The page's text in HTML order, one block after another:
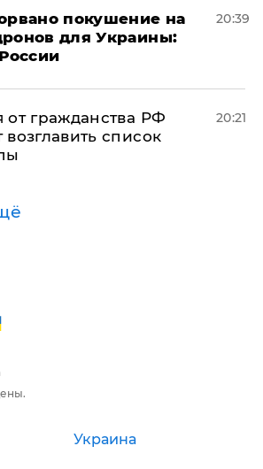
покушение на
для Украины:
20:39
от гражданства РФ
список
20:21
Украина